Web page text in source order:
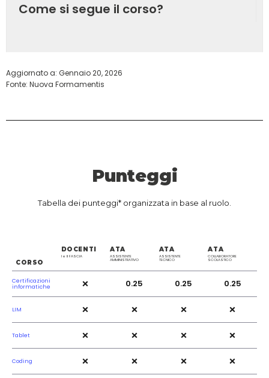
Come si segue il corso?
Aggiornato a: Gennaio 20, 2026
Fonte: Nuova Formamentis
Punteggi
Tabella dei punteggi* organizzata in base al ruolo.
CORSO
DOCENTI
I e II FASCIA
ATA
ASSISTENTE
AMMINISTRATIVO
ATA
ASSISTENTE
TECNICO
ATA
COLLABORATORE
SCOLASTICO
Certificazioni
informatiche
× 0.25 0.25 0.25
LIM × × × ×
Tablet × × × ×
Coding × × × ×